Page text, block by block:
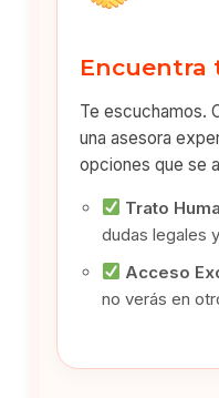
Encuentra
Te escuchamos.
una asesora
opciones que se
Trato
dudas legales
Acceso
no verás en